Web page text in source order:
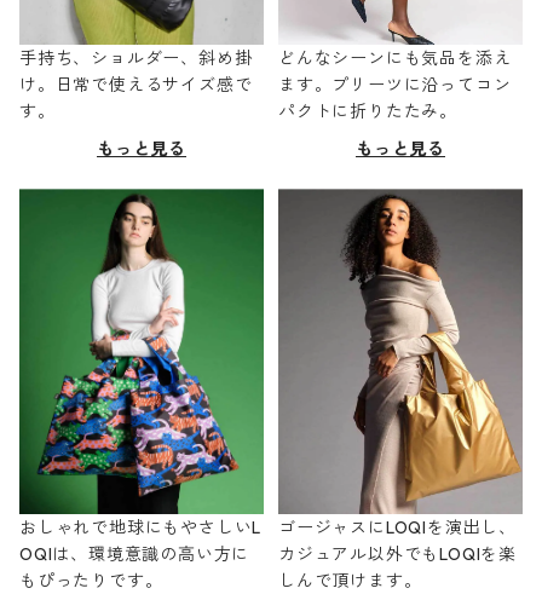
手持ち、ショルダー、斜め掛
け。日常で使えるサイズ感で
す。
もっと見る
どんなシーンにも気品を添え
ます。プリーツに沿ってコン
パクトに折りたたみ。
もっと見る
おしゃれで地球にもやさしいL
OQIは、環境意識の高い方に
もぴったりです。
ゴージャスにLOQIを演出し、
カジュアル以外でもLOQIを楽
しんで頂けます。